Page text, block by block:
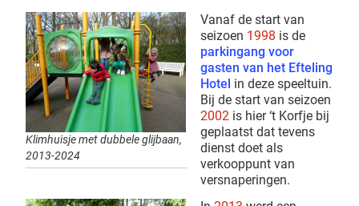
Klimhuisje met dubbele glijbaan,
2013-2024
Vanaf de start van
seizoen 1998 is de
parkingang voor
gasten van het Efteling
Hotel in deze speeltuin.
Bij de start van seizoen
2002 is hier ‘t Korfje bij
geplaatst dat tevens
dienst doet als
verkooppunt van
versnaperingen.